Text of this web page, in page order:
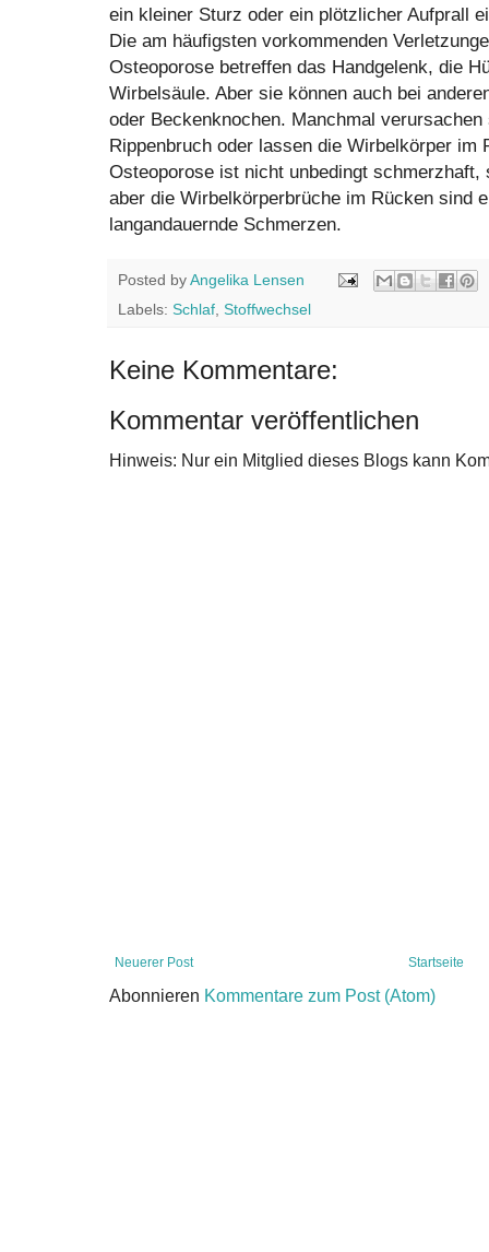
ein kleiner Sturz oder ein plötzlicher Aufprall
Die am häufigsten vorkommenden
Osteoporose betreffen das Handgelenk, die
Wirbelsäule. Aber sie können auch bei
oder Beckenknochen. Manchmal
Rippenbruch oder lassen die Wirbelkörper im
Osteoporose ist nicht unbedingt schmerzhaft,
aber die Wirbelkörperbrüche im Rücken sind
langandauernde Schmerzen.
Posted byAngelika Lensen
Labels: Schlaf Stoffwechsel
Keine Kommentare:
Kommentar veröffentlichen
Hinweis: Nur ein Mitglied dieses Blogs kann
Neuerer Post Startseite
Abonnieren Kommentare zum Post (Atom)